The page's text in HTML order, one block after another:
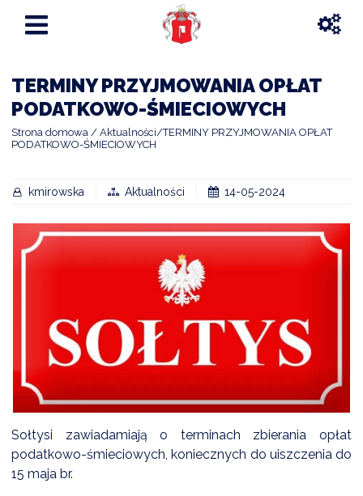
TERMINY PRZYJMOWANIA OPŁAT
PODATKOWO-ŚMIECIOWYCH
Strona domowa Aktualności TERMINY PRZYJMOWANIA OPŁAT
PODATKOWO-ŚMIECIOWYCH
kmirowska Aktualności 14-05-2024
Sołtysi zawiadamiają o terminach zbierania opłat
podatkowo-śmieciowych, koniecznych do uiszczenia do
15 maja br.